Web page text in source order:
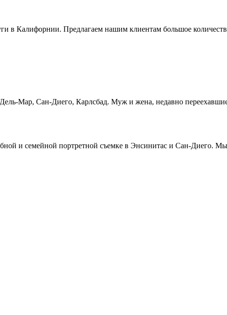
в Калифорнии. Предлагаем нашим клиентам большое
Мар, Сан-Диего, Карлсбад. Муж и жена, недавно
и семейной портретной съемке в Энсинитас и Сан-Диего.